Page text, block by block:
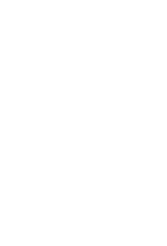
mit Flossen und damit heißt es: Leinen
Morgen blaues Meer und Sonnenschein und
Magawish haben wir heute Müll gesammelt und